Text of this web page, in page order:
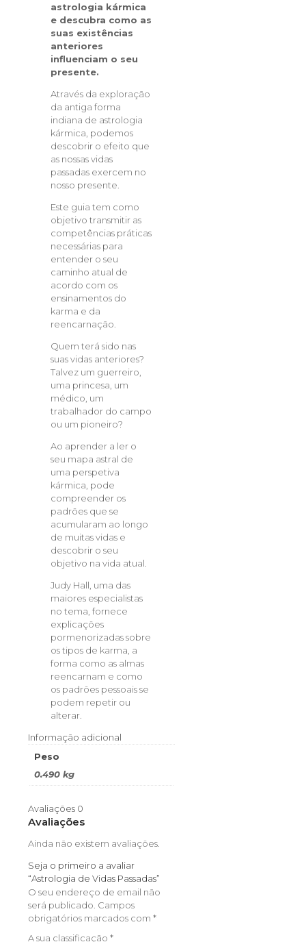
astrologia kármica
e descubra como as
suas existências
anteriores
influenciam o seu
presente.
Através da exploração
da antiga forma
indiana de astrologia
kármica, podemos
descobrir o efeito que
as nossas vidas
passadas exercem no
nosso presente.
Este guia tem como
objetivo transmitir as
competências práticas
necessárias para
entender o seu
caminho atual de
acordo com os
ensinamentos do
karma e da
reencarnação.
Quem terá sido nas
suas vidas anteriores?
Talvez um guerreiro,
uma princesa, um
médico, um
trabalhador do campo
ou um pioneiro?
Ao aprender a ler o
seu mapa astral de
uma perspetiva
kármica, pode
compreender os
padrões que se
acumularam ao longo
de muitas vidas e
descobrir o seu
objetivo na vida atual.
Judy Hall, uma das
maiores especialistas
no tema, fornece
explicações
pormenorizadas sobre
os tipos de karma, a
forma como as almas
reencarnam e como
os padrões pessoais se
podem repetir ou
alterar.
Informação adicional
Peso
0.490 kg
Avaliações 0
Avaliações
Ainda não existem avaliações.
Seja o primeiro a avaliar
“Astrologia de Vidas Passadas”
O seu endereço de email não
será publicado. Campos
obrigatórios marcados com *
A sua classificação *